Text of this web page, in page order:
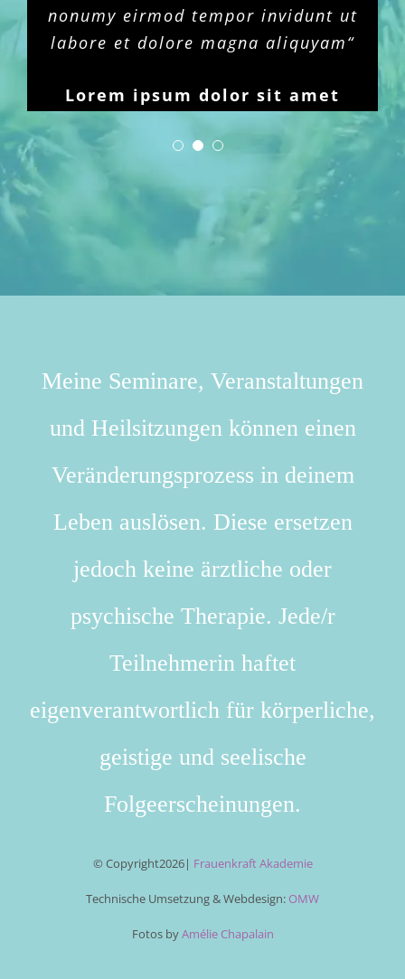
nonumy eirmod tempor invidunt ut
labore et dolore magna aliquyam“
Lorem ipsum dolor sit amet
Meine Seminare, Veranstaltungen
und Heilsitzungen können einen
Veränderungsprozess in deinem
Leben auslösen. Diese ersetzen
jedoch keine ärztliche oder
psychische Therapie. Jede/r
Teilnehmerin haftet
eigenverantwortlich für körperliche,
geistige und seelische
Folgeerscheinungen.
© Copyright2026| Frauenkraft Akademie
Technische Umsetzung & Webdesign: OMW
Fotos byAmélie Chapalain